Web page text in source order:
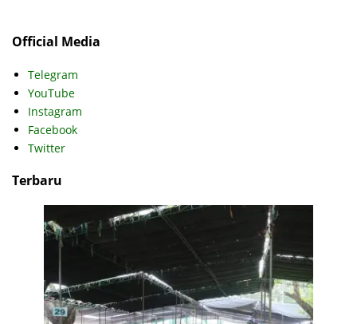
Official Media
Telegram
YouTube
Instagram
Facebook
Twitter
Terbaru